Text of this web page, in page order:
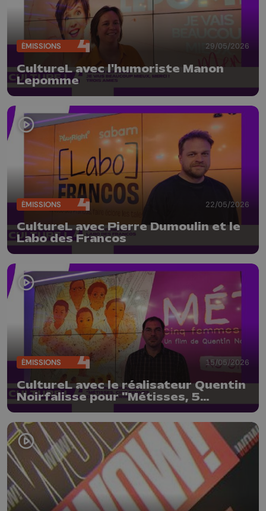
ÉMISSIONS 29/05/2026
CultureL avec l'humoriste Manon
Lepomme
ÉMISSIONS 22/05/2026
CultureL avec Pierre Dumoulin et le
Labo des Francos
ÉMISSIONS 15/05/2026
CultureL avec le réalisateur Quentin
Noirfalisse pour "Métisses, 5